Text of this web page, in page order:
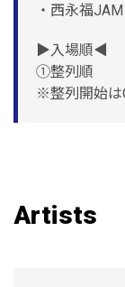
・西永福
▶︎入場順◀︎
①整列順
※整列開始は
Artists